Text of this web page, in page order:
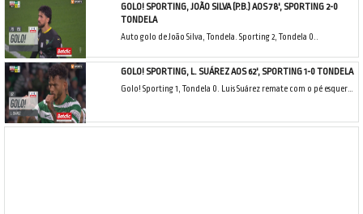
GOLO! SPORTING, JOÃO SILVA (P.B.) AOS 78', SPORTING 2-0
TONDELA
Auto golo de João Silva, Tondela. Sporting 2, Tondela 0..
GOLO! SPORTING, L. SUÁREZ AOS 62', SPORTING 1-0 TONDELA
Golo! Sporting 1, Tondela 0. Luis Suárez remate com o pé esquerdo do lado direito da área.